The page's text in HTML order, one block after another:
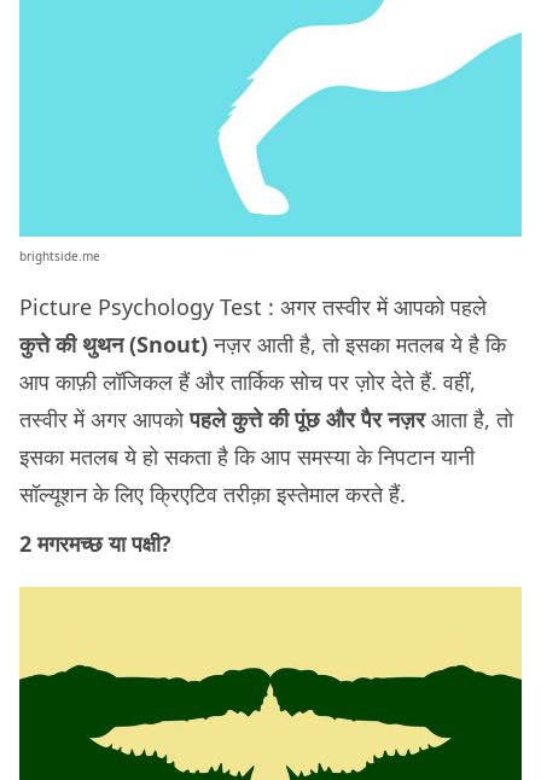
brightside.me
Picture Psychology Test : अगर तस्वीर में आपको पहले
कुत्ते की थुथन (Snout)नज़र आती है, तो इसका मतलब ये है कि
आप काफ़ी लॉजिकल हैं और तार्किक सोच पर ज़ोर देते हैं. वहीं,
तस्वीर में अगर आपकोपहले कुत्ते की पूंछ और पैर नज़रआता है, तो
इसका मतलब ये हो सकता है कि आप समस्या के निपटान यानी
सॉल्यूशन के लिए क्रिएटिव तरीक़ा इस्तेमाल करते हैं.
2 मगरमच्छ या पक्षी?